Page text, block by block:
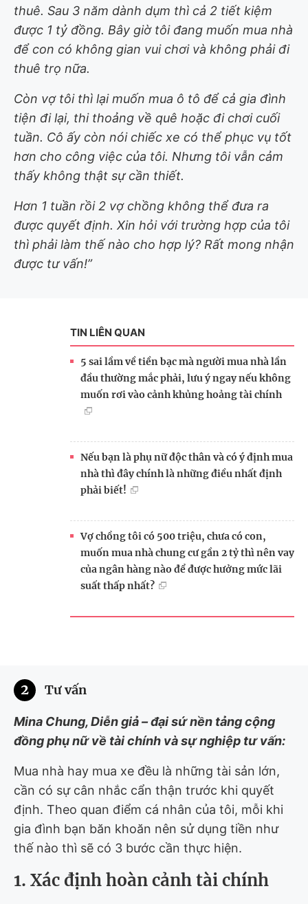
thuê. Sau 3 năm dành dụm thì cả 2 tiết kiệm
được 1 tỷ đồng. Bây giờ tôi đang muốn mua nhà
để con có không gian vui chơi và không phải đi
thuê trọ nữa.
Còn vợ tôi thì lại muốn mua ô tô để cả gia đình
tiện đi lại, thi thoảng về quê hoặc đi chơi cuối
tuần. Cô ấy còn nói chiếc xe có thể phục vụ tốt
hơn cho công việc của tôi. Nhưng tôi vẫn cảm
thấy không thật sự cần thiết.
Hơn 1 tuần rồi 2 vợ chồng không thể đưa ra
được quyết định. Xin hỏi với trường hợp của tôi
thì phải làm thế nào cho hợp lý? Rất mong nhận
được tư vấn!”
TIN LIÊN QUAN
5 sai lầm về tiền bạc mà người mua nhà lần
đầu thường mắc phải, lưu ý ngay nếu không
muốn rơi vào cảnh khủng hoảng tài chính
Nếu bạn là phụ nữ độc thân và có ý định mua
nhà thì đây chính là những điều nhất định
phải biết!
Vợ chồng tôi có 500 triệu, chưa có con,
muốn mua nhà chung cư gần 2 tỷ thì nên vay
của ngân hàng nào để được hưởng mức lãi
suất thấp nhất?
2 Tư vấn
Mina Chung, Diễn giả – đại sứ nền tảng cộng
đồng phụ nữ về tài chính và sự nghiệp tư vấn:
Mua nhà hay mua xe đều là những tài sản lớn,
cần có sự cân nhắc cẩn thận trước khi quyết
định. Theo quan điểm cá nhân của tôi, mỗi khi
gia đình bạn băn khoăn nên sử dụng tiền như
thế nào thì sẽ có 3 bước cần thực hiện.
1. Xác định hoàn cảnh tài chính